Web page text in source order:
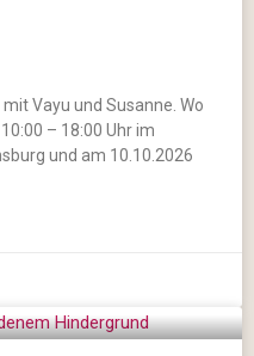
Vayu und Susanne. Wo
– 18:00 Uhr im
und am 10.10.2026